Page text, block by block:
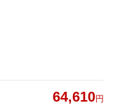
64,610円